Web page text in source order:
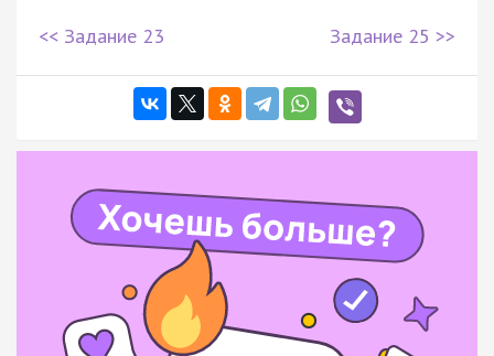
<< Задание 23 Задание 25 >>